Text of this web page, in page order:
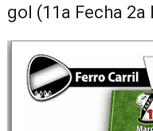
gol (11a Fecha 2a